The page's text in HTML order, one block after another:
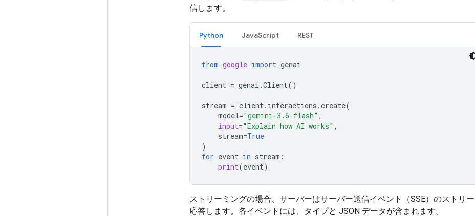
信します。
Python JavaScript REST
from google import genai
client = genai .Client()
stream = client. interactions .create(
model="gemini-3.6-flash" ,
input="Explain how AI works" ,
stream=True
)
for event in stream :
print(event)
ストリーミングの場合、サーバーはサーバー送信イベント（SSE）のストリ
応答します。各イベントには、タイプと JSON データが含まれます。